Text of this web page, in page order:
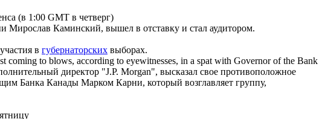
(в 1:00 GMT в четверг)
Мирослав Каминский, вышел в отставку и стал аудитором.
в губернаторских выборах.
coming to blows, according to eyewitnesses, in a spat with Governorof the Bank
директор "J.P. Morgan", высказал свое противоположное
Банка Канады Марком Карни, который возглавляет группу,